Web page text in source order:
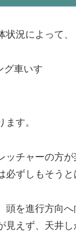
況によって、
グ車いす
ます。
ッチャーの方
必ずしもそうと
頭を進行方向
見えず、天井